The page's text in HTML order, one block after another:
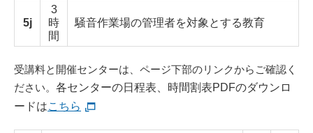
5j
3
時
間
騒音作業場の管理者を対象とする教育
受講料と開催センターは、ページ下部のリンクからご確認く
ださい。 各センターの日程表、時間割表PDFのダウンロ
ードはこちら